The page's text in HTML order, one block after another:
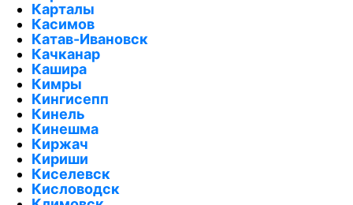
Карталы
Касимов
Катав-Ивановск
Качканар
Кашира
Кимры
Кингисепп
Кинель
Кинешма
Киржач
Кириши
Киселевск
Кисловодск